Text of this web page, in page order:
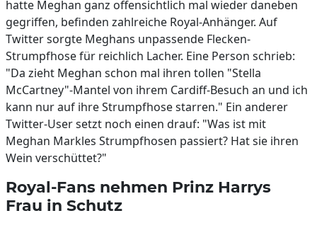
hatte Meghan ganz offensichtlich mal wieder daneben
gegriffen, befinden zahlreiche Royal-Anhänger. Auf
Twitter sorgte Meghans unpassende Flecken-
Strumpfhose für reichlich Lacher. Eine Person schrieb:
"Da zieht Meghan schon mal ihren tollen "Stella
McCartney"-Mantel von ihrem Cardiff-Besuch an und ich
kann nur auf ihre Strumpfhose starren." Ein anderer
Twitter-User setzt noch einen drauf: "Was ist mit
Meghan Markles Strumpfhosen passiert? Hat sie ihren
Wein verschüttet?"
Royal-Fans nehmen Prinz Harrys
Frau in Schutz